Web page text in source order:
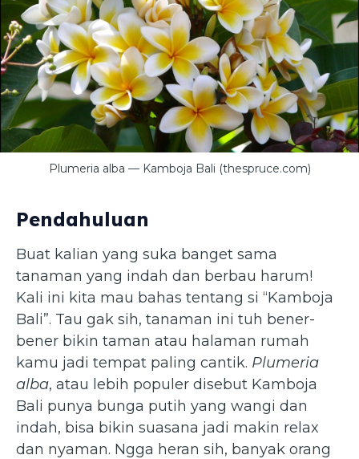
Plumeria alba — Kamboja Bali (thespruce.com)
Pendahuluan
Buat kalian yang suka banget sama
tanaman yang indah dan berbau harum!
Kali ini kita mau bahas tentang si “Kamboja
Bali”. Tau gak sih, tanaman ini tuh bener-
bener bikin taman atau halaman rumah
kamu jadi tempat paling cantik. Plumeria
alba, atau lebih populer disebut Kamboja
Bali punya bunga putih yang wangi dan
indah, bisa bikin suasana jadi makin relax
dan nyaman. Ngga heran sih, banyak orang